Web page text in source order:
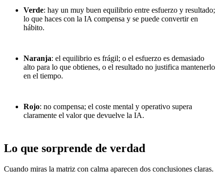
Verde: hay un muy buen equilibrio entre esfuerzo y resultado;
lo que haces con la IA compensa y se puede convertir en
hábito.
Naranja: el equilibrio es frágil; o el esfuerzo es demasiado
alto para lo que obtienes, o el resultado no justifica mantenerlo
en el tiempo.
Rojo: no compensa; el coste mental y operativo supera
claramente el valor que devuelve la IA.
Lo que sorprende de verdad
Cuando miras la matriz con calma aparecen dos conclusiones claras.